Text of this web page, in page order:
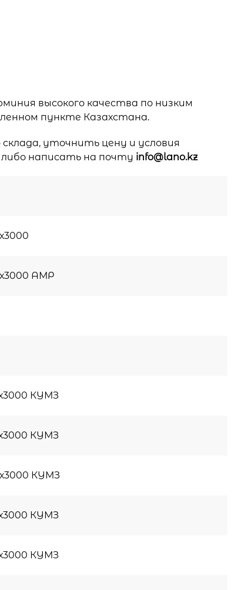
высокого качества по низким
пункте Казахстана.
уточнить цену и условия
написать на почту info@lano.kz
АМР
КУМЗ
КУМЗ
КУМЗ
КУМЗ
КУМЗ